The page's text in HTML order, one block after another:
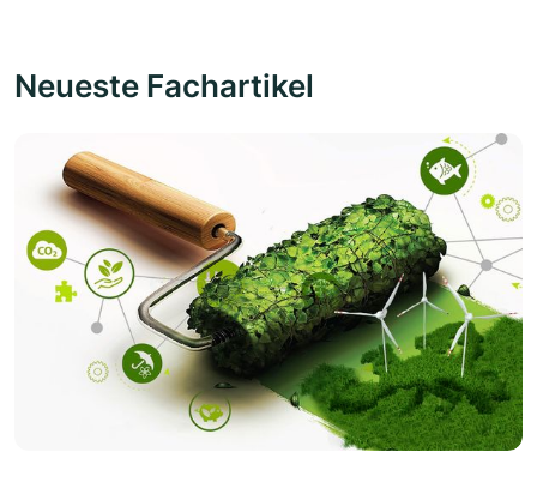
Neueste Fachartikel